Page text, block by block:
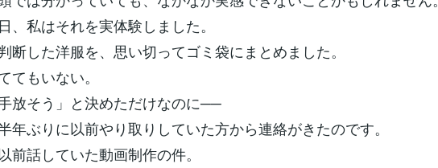
、私はそれを実体験しました。
断した洋服を、思い切ってゴミ袋にまとめました。
てもいない。
放そう」と決めただけなのに──
年ぶりに以前やり取りしていた方から連絡がきたのです。
前話していた動画制作の件。